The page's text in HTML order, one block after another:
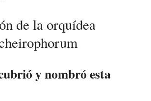
de la orquídea
y nombró esta